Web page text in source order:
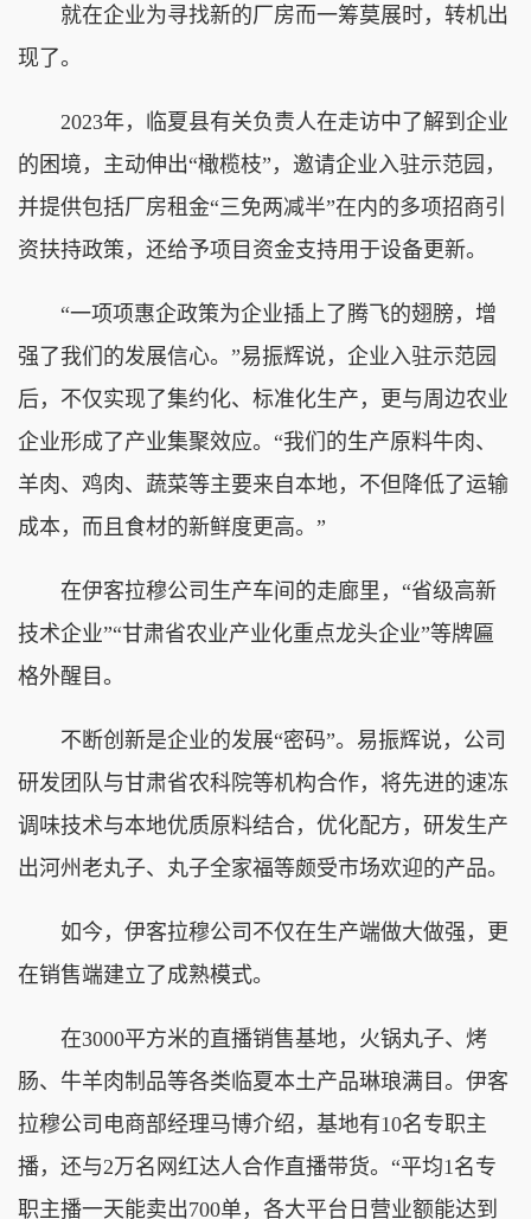
就在企业为寻找新的厂房而一筹莫展时，转机出
现了。
2023年，临夏县有关负责人在走访中了解到企业
的困境，主动伸出“橄榄枝”，邀请企业入驻示范园，
并提供包括厂房租金“三免两减半”在内的多项招商引
资扶持政策，还给予项目资金支持用于设备更新。
“一项项惠企政策为企业插上了腾飞的翅膀，增
强了我们的发展信心。”易振辉说，企业入驻示范园
后，不仅实现了集约化、标准化生产，更与周边农业
企业形成了产业集聚效应。“我们的生产原料牛肉、
羊肉、鸡肉、蔬菜等主要来自本地，不但降低了运输
成本，而且食材的新鲜度更高。”
在伊客拉穆公司生产车间的走廊里，“省级高新
技术企业”“甘肃省农业产业化重点龙头企业”等牌匾
格外醒目。
不断创新是企业的发展“密码”。易振辉说，公司
研发团队与甘肃省农科院等机构合作，将先进的速冻
调味技术与本地优质原料结合，优化配方，研发生产
出河州老丸子、丸子全家福等颇受市场欢迎的产品。
如今，伊客拉穆公司不仅在生产端做大做强，更
在销售端建立了成熟模式。
在3000平方米的直播销售基地，火锅丸子、烤
肠、牛羊肉制品等各类临夏本土产品琳琅满目。伊客
拉穆公司电商部经理马博介绍，基地有10名专职主
播，还与2万名网红达人合作直播带货。“平均1名专
职主播一天能卖出700单，各大平台日营业额能达到